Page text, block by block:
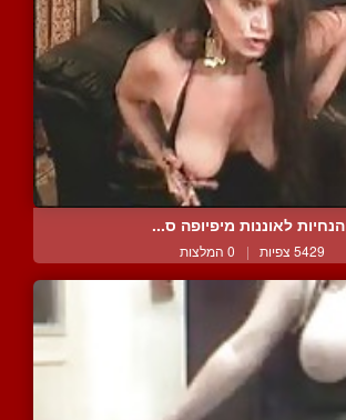
הנחיות לאוננות מיפיופה ס...
5429 צפיות | 0 המלצות